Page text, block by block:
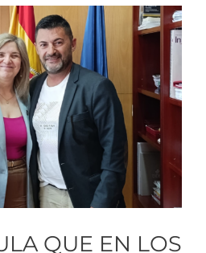
QUE EN LOS